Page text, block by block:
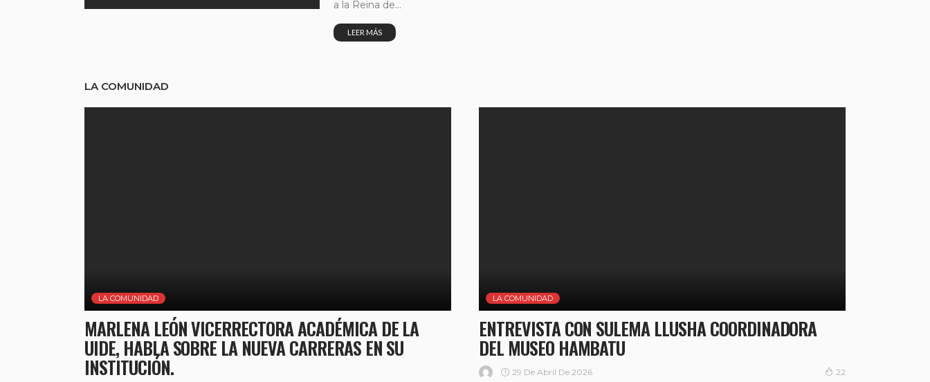
a la Reina de...
LEER MÁS
LA COMUNIDAD
LA COMUNIDAD
MARLENA LEÓN VICERRECTORA ACADÉMICA DE LA
UIDE, HABLA SOBRE LA NUEVA CARRERAS EN SU
INSTITUCIÓN.
LA COMUNIDAD
ENTREVISTA CON SULEMA LLUSHA COORDINADORA
DEL MUSEO HAMBATU
29 De Abril De 2026 22